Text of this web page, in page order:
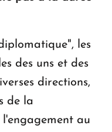
les
des uns et des
directions,
de la
au